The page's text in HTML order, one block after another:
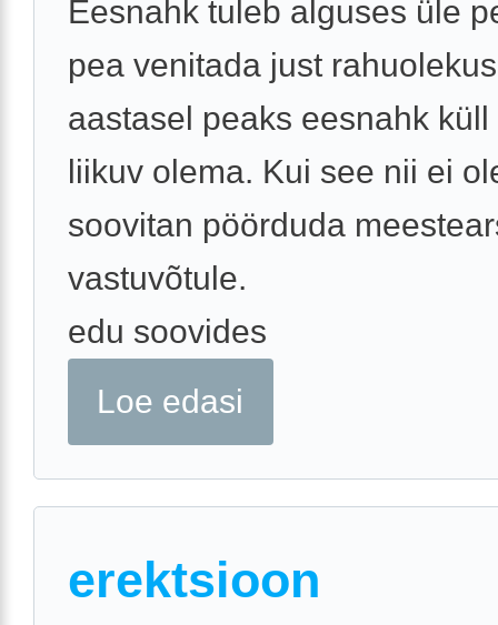
Eesnahk tuleb alguses üle
pea venitada just
aastasel peaks eesnahk küll
liikuv olema. Kui see nii ei
soovitan pöörduda
vastuvõtule.
edu soovides
Loe edasi
erektsioon